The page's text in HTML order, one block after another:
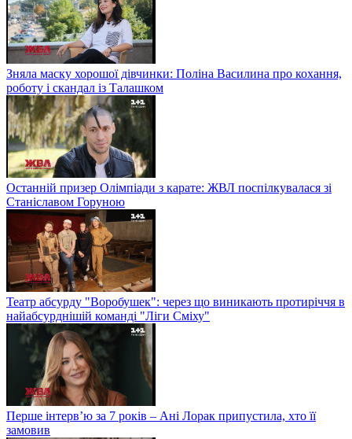
Зняла маску хорошої дівчинки: Поліна Василина про кохання,
роботу і скандал із Талашком
Останній призер Олімпіади з карате: ЖВЛ поспілкувалася зі
Станіславом Горуною
Театр абсурду "Воробушек": через що виникають протиріччя в
найабсурднішій команді "Ліги Сміху"
Перше інтерв’ю за 7 років – Ані Лорак припустила, хто її
замовив